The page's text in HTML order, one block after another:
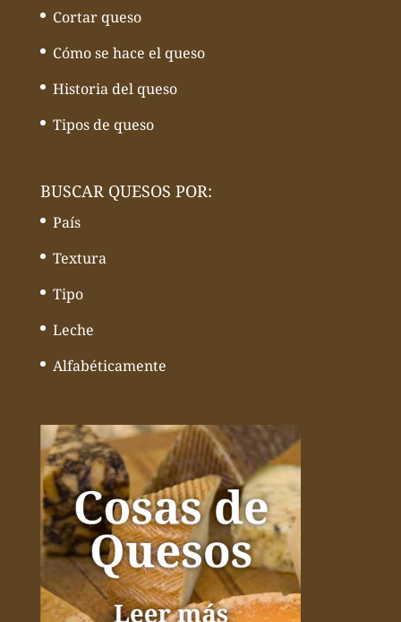
Cortar queso
Cómo se hace el queso
Historia del queso
Tipos de queso
BUSCAR QUESOS POR:
País
Textura
Tipo
Leche
Alfabéticamente